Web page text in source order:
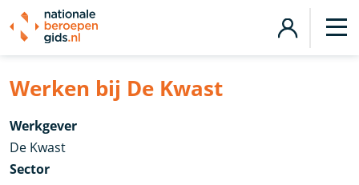
Werken bij De Kwast
Werkgever
De Kwast
Sector